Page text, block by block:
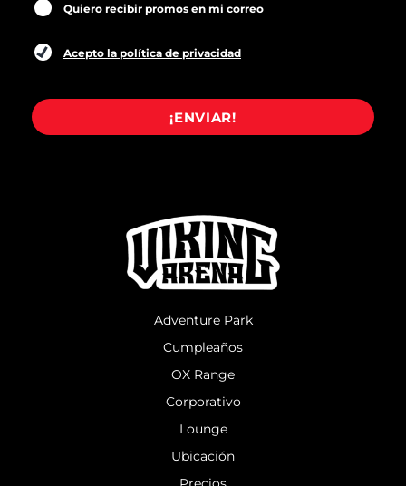
Quiero recibir promos en mi correo
Acepto la política de privacidad
¡ENVIAR!
Adventure Park
Cumpleaños
OX Range
Corporativo
Lounge
Ubicación